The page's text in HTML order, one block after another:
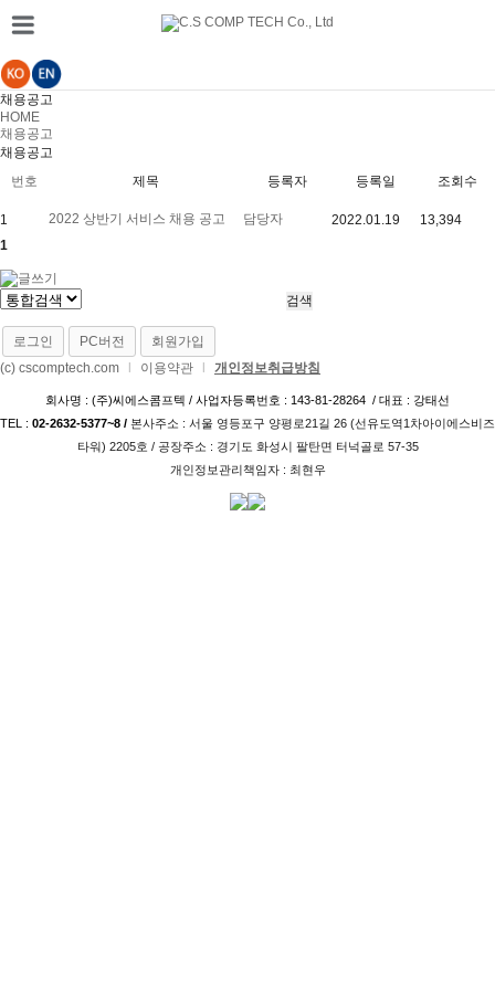
채용공고
HOME
채용공고
채용공고
번호
제목 등록자 등록일 조회수
1 2022 상반기 서비스 채용 공고 담당자 2022.01.19
13,394
1
로그인 PC버전
회원가입
(c) cscomptech.com
이용약관 개인정보취급방침
회사명 : (주)씨에스콤프텍 / 사업자등록번호 : 143-81-28264 / 대표 : 강태선
TEL : 02-2632-5377~8 / 본사주소 : 서울 영등포구 양평로21길 26­ (선유도역1차아이에스비즈
타워) 2205호 / 공장주소 : 경기도 화성시 팔탄면 터넉골로 57-35
개인정보관리책임자 : 최현우